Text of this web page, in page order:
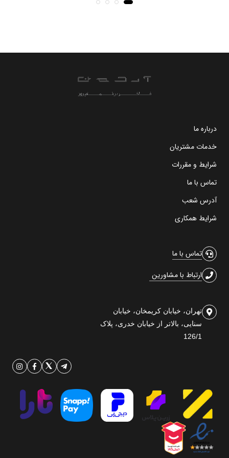
درباره ما
خدمات مشتریان
شرایط و مقررات
تماس با ما
آدرس شعب
شرایط همکاری
تماس با ما
ارتباط با مشاورین
تهران، خیابان کریمخان، خیابان
سنایی، بالاتر از خیابان خدری، پلاک
126/1